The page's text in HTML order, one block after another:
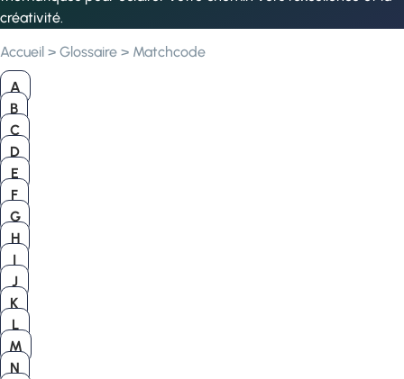
créativité.
Accueil > Glossaire > Matchcode
A
B
C
D
E
F
G
H
I
J
K
L
M
N